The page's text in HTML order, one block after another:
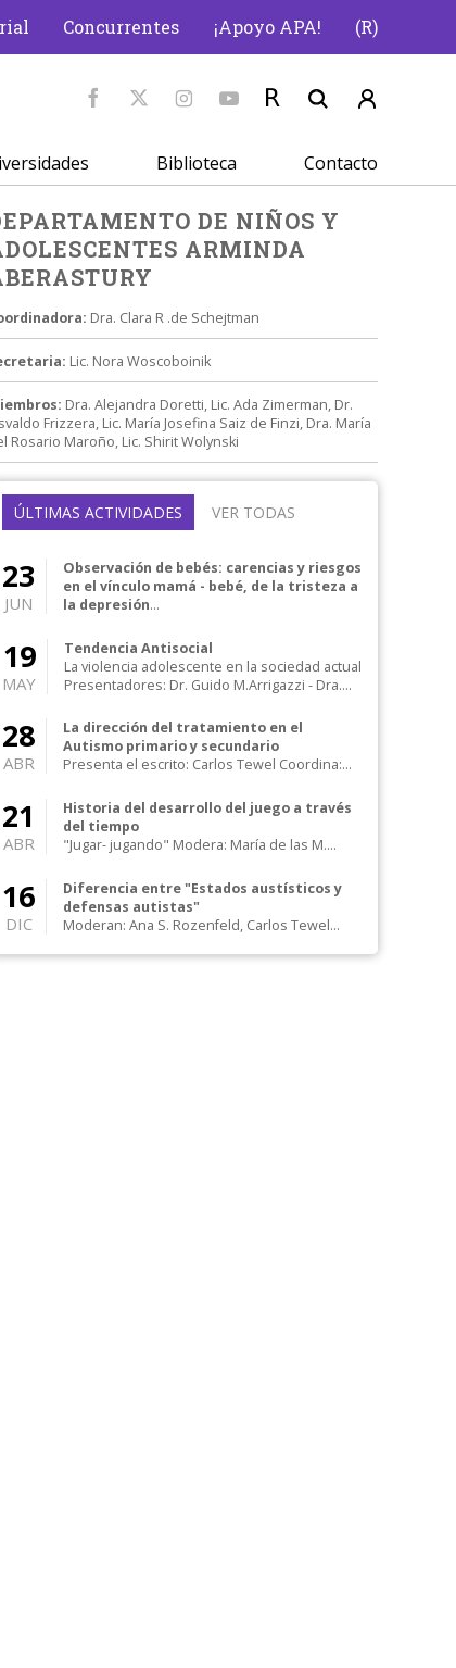
Concurrentes ¡Apoyo APA! (R)
Biblioteca Contacto
DE NIÑOS Y
ARMINDA
Dra. Clara R .de Schejtman
Lic. Nora Woscoboinik
Dra. Alejandra Doretti, Lic. Ada Zimerman, Dr.
Frizzera, Lic. María Josefina Saiz de Finzi, Dra. María
Rosario Maroño, Lic. Shirit Wolynski
ÚLTIMAS ACTIVIDADES VER TODAS
23
JUN
Observación de bebés: carencias y riesgos
en el vínculo mamá - bebé, de la tristeza a
la depresión
María Josefina Saiz de Finzi / María Luc...
19
MAY
Tendencia Antisocial
La violencia adolescente en la sociedad actual
Presentadores: Dr. Guido M.Arrigazzi - Dra....
28
ABR
La dirección del tratamiento en el
Autismo primario y secundario
Presenta el escrito: Carlos Tewel Coordina:
21
ABR
Historia del desarrollo del juego a través
del tiempo
"Jugar- jugando" Modera: María de las M.
16
DIC
Diferencia entre "Estados austísticos y
defensas autistas"
Moderan: Ana S. Rozenfeld, Carlos Tewel
P...